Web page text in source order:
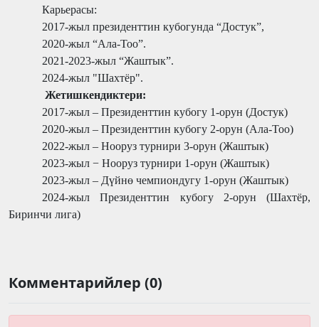
Карьерасы:
2017-жыл президенттин кубогунда “Достук”,
2020-жыл “Ала-Тоо”.
2021-2023-жыл “Жаштык”.
2024-жыл "Шахтёр".
Жетишкендиктери:
2017-жыл – Президенттин кубогу 1-орун (Достук)
2020-жыл – Президенттин кубогу 2-орун (Ала-Тоо)
2022-жыл – Нооруз турнири 3-орун (Жаштык)
2023-жыл − Нооруз турнири 1-орун (Жаштык)
2023-жыл – Дүйнө чемпиондугу 1-орун (Жаштык)
2024-жыл Президенттин кубогу 2-орун (Шахтёр,
Биринчи лига)
Комментарийлер (0)